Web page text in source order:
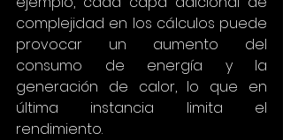
complejidad en los cálculos puede
provocar un aumento del
consumo de energía y la
generación de calor, lo que en
última instancia limita el
rendimiento.